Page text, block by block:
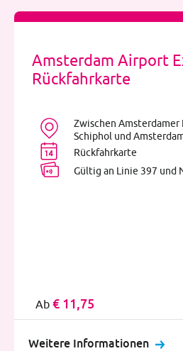
Amsterdam Airport
Rückfahrkarte
Zwischen Amsterdamer
Schiphol und
Rückfahrkarte
Gültig an Linie 397 und
Ab € 11,75
Weitere Informationen